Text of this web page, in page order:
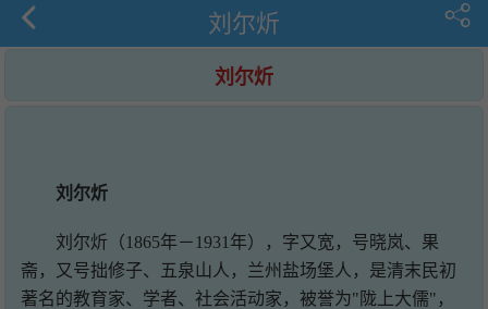
刘尔炘
刘尔炘
刘尔炘
刘尔炘（1865年－1931年），字又宽，号晓岚、果
斋，又号拙修子、五泉山人，兰州盐场堡人，是清末民初
著名的教育家、学者、社会活动家，被誉为"陇上大儒"，